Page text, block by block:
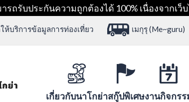
รถรับประกันความถูกต้องได้ 100% เนื่องจากเ
ห้บริการข้อมูลการท่องเที่ยว เมกุรุ (Me~guru)
เกี่ยวกับนาโกย่าสกู๊ปพิเศษงานกิจกรร